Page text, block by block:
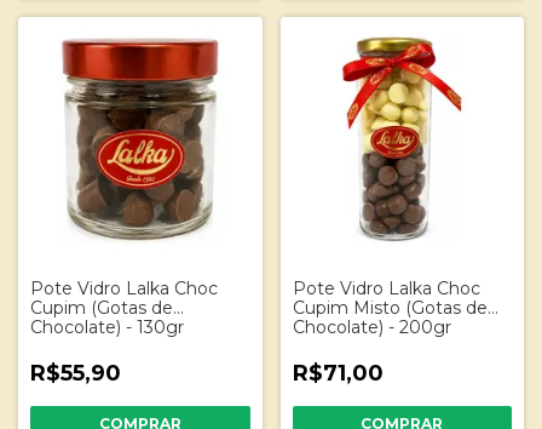
Pote Vidro Lalka Choc
Cupim (Gotas de
Chocolate) - 130gr
R$55,90
Pote Vidro Lalka Choc
Cupim Misto (Gotas de
Chocolate) - 200gr
R$71,00